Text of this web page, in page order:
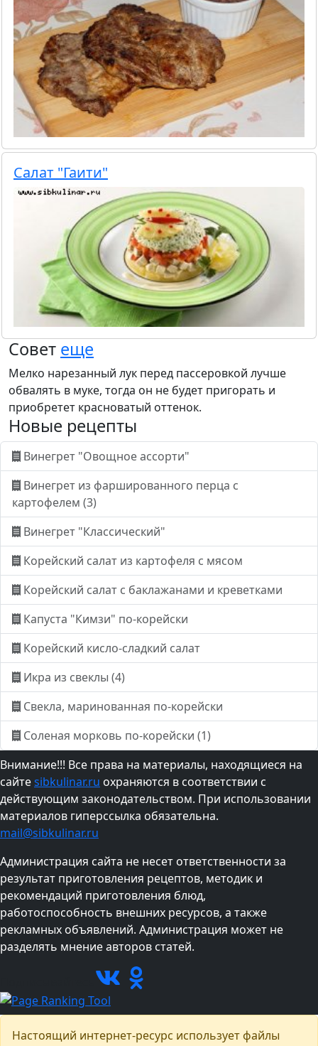
Салат "Гаити"
Совет еще
Мелко нарезанный лук перед пассеровкой лучше
обвалять в муке, тогда он не будет пригорать и
приобретет красноватый оттенок.
Новые рецепты
Винегрет "Овощное ассорти"
Винегрет из фаршированного перца с
картофелем (3)
Винегрет "Классический"
Корейский салат из картофеля с мясом
Корейский салат с баклажанами и креветками
Капуста "Кимзи" по-корейски
Корейский кисло-сладкий салат
Икра из свеклы (4)
Свекла, маринованная по-корейски
Соленая морковь по-корейски (1)
Внимание!!! Все права на материалы, находящиеся на
сайтеsibkulinar.ru охраняются в соответствии с
действующим законодательством. При использовании
материалов гиперссылка обязательна.
mail@sibkulinar.ru
Администрация сайта не несет ответственности за
результат приготовления рецептов, методик и
рекомендаций приготовления блюд,
работоспособность внешних ресурсов, а также
рекламных объявлений. Администрация может не
разделять мнение авторов статей.
Настоящий интернет-ресурс использует файлы